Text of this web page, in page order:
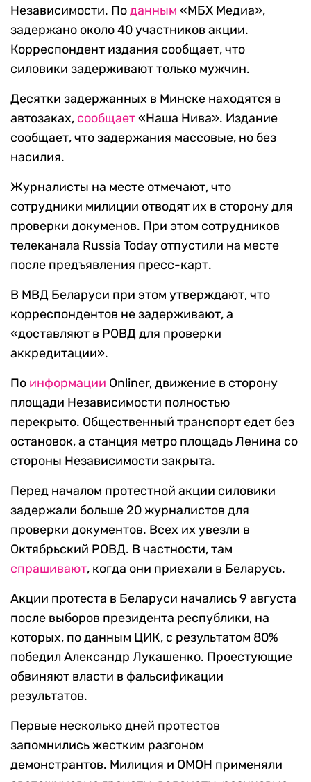
Независимости. Поданным «МБХ Медиа»,
задержано около 40 участников акции.
Корреспондент издания сообщает, что
силовики задерживают только мужчин.
Десятки задержанных в Минске находятся в
автозаках, сообщает«Наша Нива». Издание
сообщает, что задержания массовые, но без
насилия.
Журналисты на месте отмечают, что
сотрудники милиции отводят их в сторону для
проверки докуменов. При этом сотрудников
телеканала Russia Today отпуcтили на месте
после предъявления пресс-карт.
В МВД Беларуси при этом утверждают, что
корреспондентов не задерживают, а
«доставляют в РОВД для проверки
аккредитации».
По информации Onliner, движение в сторону
площади Независимости полностью
перекрыто. Общественный транспорт едет без
остановок, а станция метро площадь Ленина со
стороны Независимости закрыта.
Перед началом протестной акции силовики
задержали больше 20 журналистов для
проверки документов. Всех их увезли в
Октябрьский РОВД. В частности, там
спрашивают, когда они приехали в Беларусь.
Акции протеста в Беларуси начались 9 августа
после выборов президента республики, на
которых, по данным ЦИК, с результатом 80%
победил Александр Лукашенко. Проестующие
обвиняют власти в фальсификации
результатов.
Первые несколько дней протестов
запомнились жестким разгоном
демонстрантов. Милиция и ОМОН применяли